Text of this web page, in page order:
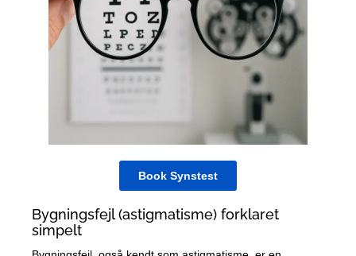
Book Synstest
Bygningsfejl (astigmatisme) forklaret
simpelt